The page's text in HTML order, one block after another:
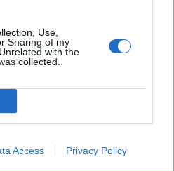
Use,
Sharing of my
with the
collected.
Access Privacy Policy
megosztó zsenialitása
ruhái